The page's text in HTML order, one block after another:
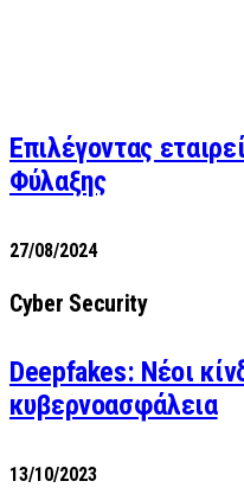
Επιλέγοντας
Φύλαξης
27/08/2024
Cyber Security
Deepfakes: Νέοι
κυβερνοασφάλεια
13/10/2023